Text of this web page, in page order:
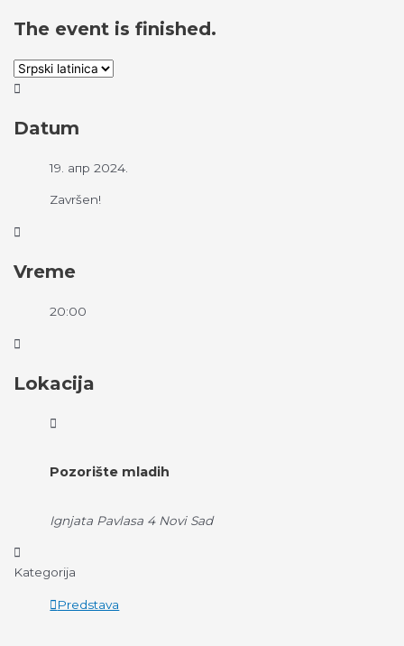
The event is finished.
Datum
19. апр 2024.
Završen!
Vreme
20:00
Lokacija
Pozorište mladih
Ignjata Pavlasa 4 Novi Sad
Kategorija
Predstava